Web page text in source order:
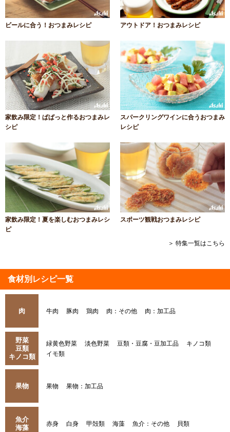
ビールに合う！おつまみレシピ アウトドア！おつまみレシピ
家飲み限定！ぱぱっと作るおつまみレ
シピ
スパークリングワインに合うおつまみ
レシピ
家飲み限定！夏を楽しむおつまみレシ
ピ
スポーツ観戦おつまみレシピ
＞ 特集一覧はこちら
食材別レシピ一覧
肉 牛肉 豚肉 鶏肉 肉：その他 肉：加工品
野菜
豆類
キノコ類
緑黄色野菜 淡色野菜 豆類・豆腐・豆加工品
キノコ類
イモ類
果物 果物 果物：加工品
魚介
海藻
赤身 白身 甲殻類 海藻 魚介：その他 貝類